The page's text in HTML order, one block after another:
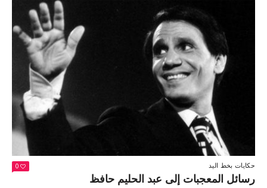
حكايات بخط اليد 0
رسائل المعجبات إلى عبد الحليم حافظ